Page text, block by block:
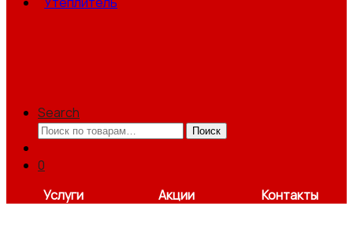
Search
Искать:
Поиск
0
Услуги
Акции Контакты